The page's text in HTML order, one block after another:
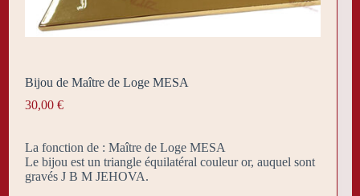
Bijou de Maître de Loge MESA
30,00 €
La fonction de : Maître de Loge MESA
Le bijou est un triangle équilatéral couleur or, auquel sont
gravés J B M JEHOVA.